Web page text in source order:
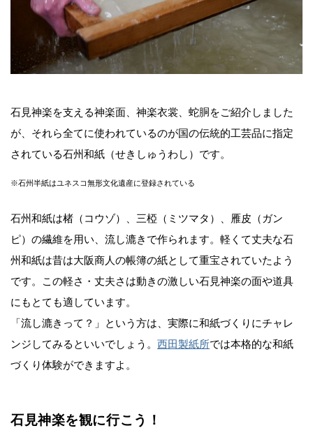
石見神楽を支える神楽面、神楽衣裳、蛇胴をご紹介しました
が、それら全てに使われているのが国の伝統的工芸品に指定
されている石州和紙（せきしゅうわし）です。
※石州半紙はユネスコ無形文化遺産に登録されている
石州和紙は楮（コウゾ）、三椏（ミツマタ）、雁皮（ガン
ピ）の繊維を用い、流し漉きで作られます。軽くて丈夫な石
州和紙は昔は大阪商人の帳簿の紙として重宝されていたよう
です。この軽さ・丈夫さは動きの激しい石見神楽の面や道具
にもとても適しています。
「流し漉きって？」という方は、実際に和紙づくりにチャレ
ンジしてみるといいでしょう。 西田製紙所では本格的な和紙
づくり体験ができますよ。
石見神楽を観に行こう！